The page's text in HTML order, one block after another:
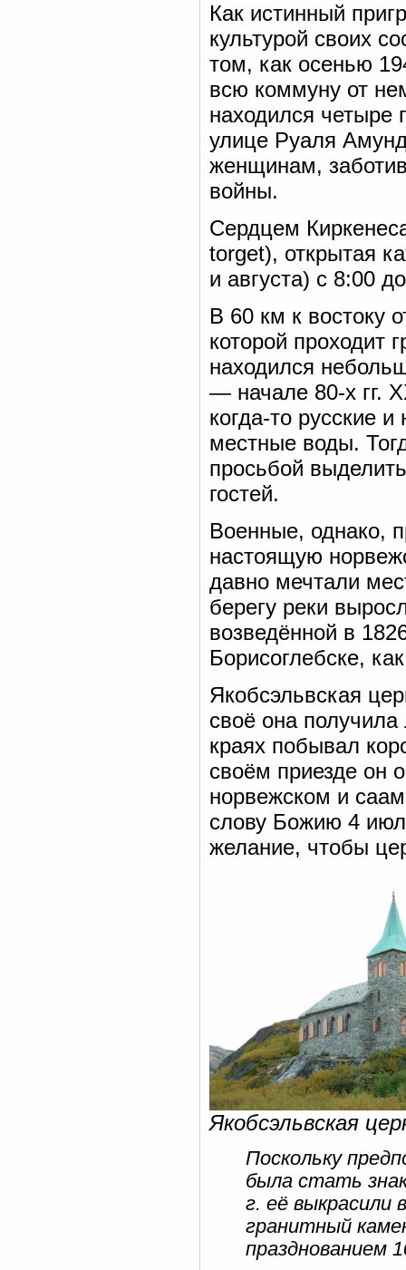
Как истинный
культурой своих
том, как осенью
всю коммуну от
находился четыре
улице Руаля
женщинам,
войны.
Сердцем
torget), открытая
и августа) с 8:00
В 60 км к востоку
которой проходит
находился
— начале 80-х гг.
когда-то русские
местные воды.
просьбой
гостей.
Военные, однако,
настоящую
давно мечтали
берегу реки
возведённой в
Борисоглебске,
Якобсэльвская
своё она получила
краях побывал
своём приезде он
норвежском и
слову Божию 4
желание, чтобы
Якобсэльвская
Поскольку
была стать
г. её выкрасили
гранитный
празднованием